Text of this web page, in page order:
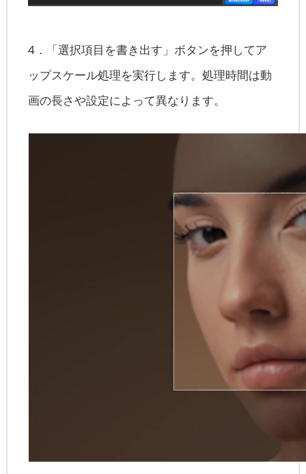
4．「選択項目を書き出す」ボタンを押してア
ップスケール処理を実行します。処理時間は動
画の長さや設定によって異なります。